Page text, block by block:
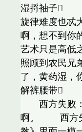
湿捋袖子 黄
旋律难度也忒
啊，想不到你
艺术只是高低
照顾到农民兄
了，黄药湿
解裤腰带
西方失败：
啊。 西方失